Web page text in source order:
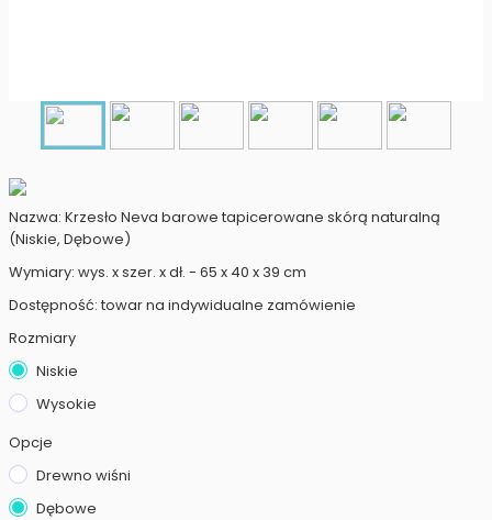
Nazwa: Krzesło Neva barowe tapicerowane skórą naturalną
(Niskie, Dębowe)
Wymiary: wys. x szer. x dł. - 65 x 40 x 39 cm
Dostępność: towar na indywidualne zamówienie
Rozmiary
Niskie
Wysokie
Opcje
Drewno wiśni
Dębowe